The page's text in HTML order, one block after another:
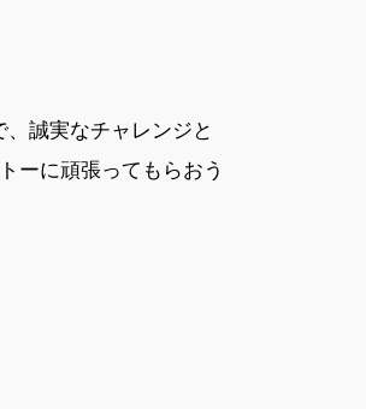
誠実なチャレンジと
ーに頑張ってもらおう